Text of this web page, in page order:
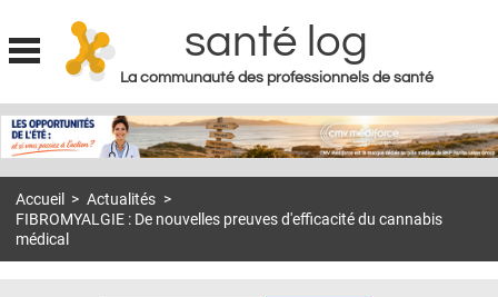
Jump to navigation
santé log
La communauté des professionnels de santé
MON COMPTE
S'ABONNER À LA REVUE SOIN À DOMICILE
Accueil > Actualités >
FIBROMYALGIE : De nouvelles preuves d'efficacité du cannabis
médical